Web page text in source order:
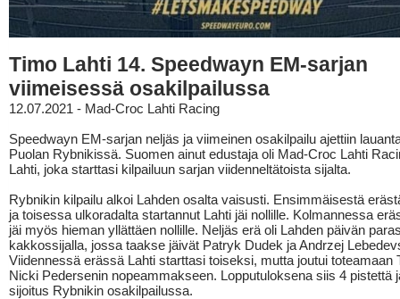
Timo Lahti 14. Speedwayn EM-sarjan
viimeisessä osakilpailussa
12.07.2021 - Mad-Croc Lahti Racing
Speedwayn EM-sarjan neljäs ja viimeinen osakilpailu ajettiin
Puolan Rybnikissä. Suomen ainut edustaja oli Mad-Croc Lahti
Lahti, joka starttasi kilpailuun sarjan viidenneltätoista sijalta.
Rybnikin kilpailu alkoi Lahden osalta vaisusti. Ensimmäisestä
ja toisessa ulkoradalta startannut Lahti jäi nollille. Kolmannessa
jäi myös hieman yllättäen nollille. Neljäs erä oli Lahden päivän
kakkossijalla, jossa taakse jäivät Patryk Dudek ja Andrzej
Viidennessä erässä Lahti starttasi toiseksi, mutta joutui toteamaan
Nicki Pedersenin nopeammakseen. Lopputuloksena siis 4 pistettä
sijoitus Rybnikin osakilpailussa.